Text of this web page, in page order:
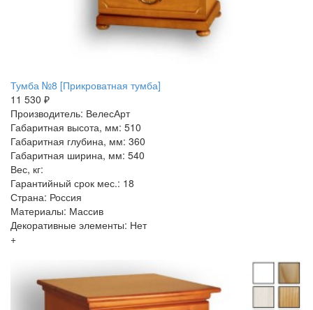
Тумба №8 [Прикроватная тумба]
11 530 ₽
Производитель: ВелесАрт
Габаритная высота, мм: 510
Габаритная глубина, мм: 360
Габаритная ширина, мм: 540
Вес, кг:
Гарантийный срок мес.: 18
Страна: Россия
Материалы: Массив
Декоративные элементы: Нет
+